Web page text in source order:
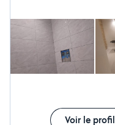
Voir le profil